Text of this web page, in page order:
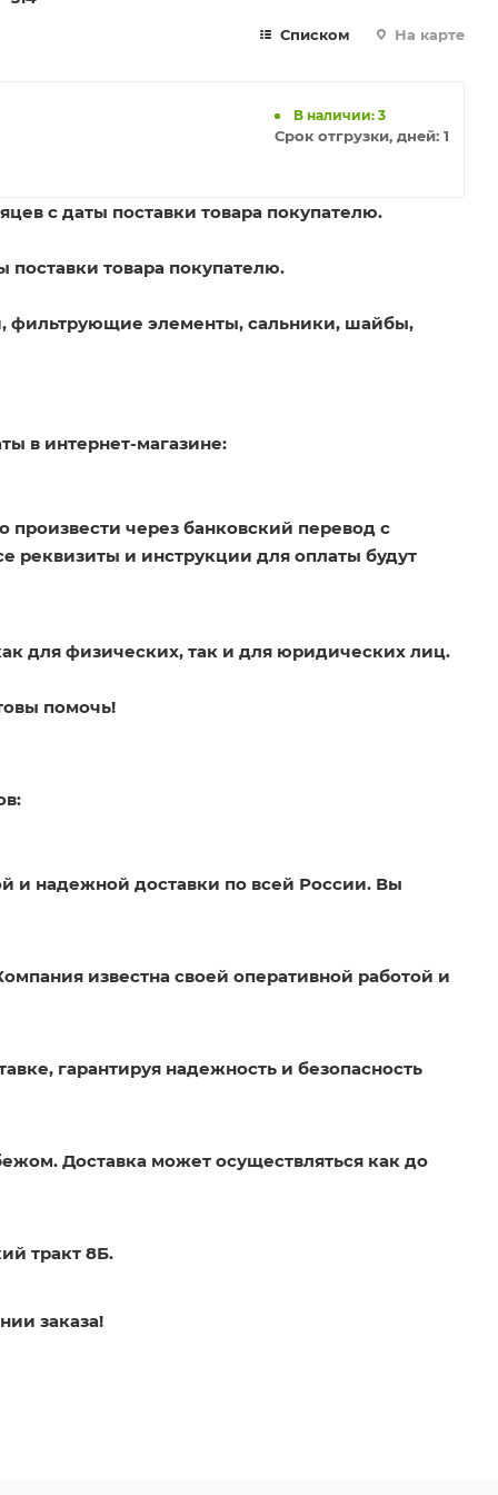
Списком На карте
В наличии: 3
Срок отгрузки, дней: 1
с даты поставки товара покупателю.
поставки товара покупателю.
фильтрующие элементы, сальники, шайбы,
в интернет-магазине:
произвести через банковский перевод с
реквизиты и инструкции для оплаты будут
для физических, так и для юридических лиц.
помочь!
и надежной доставки по всей России. Вы
известна своей оперативной работой и
гарантируя надежность и безопасность
Доставка может осуществляться как до
тракт 8Б.
заказа!